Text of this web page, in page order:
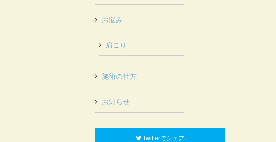
お悩み
肩こり
施術の仕方
お知らせ
Twitterでシェア